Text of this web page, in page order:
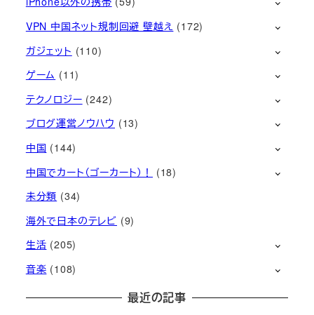
VPN 中国ネット規制回避 壁越え (172)
ガジェット (110)
ゲーム (11)
テクノロジー (242)
ブログ運営ノウハウ (13)
中国 (144)
中国でカート（ゴーカート）！
(18)
未分類 (34)
海外で日本のテレビ (9)
生活 (205)
音楽 (108)
最近の記事